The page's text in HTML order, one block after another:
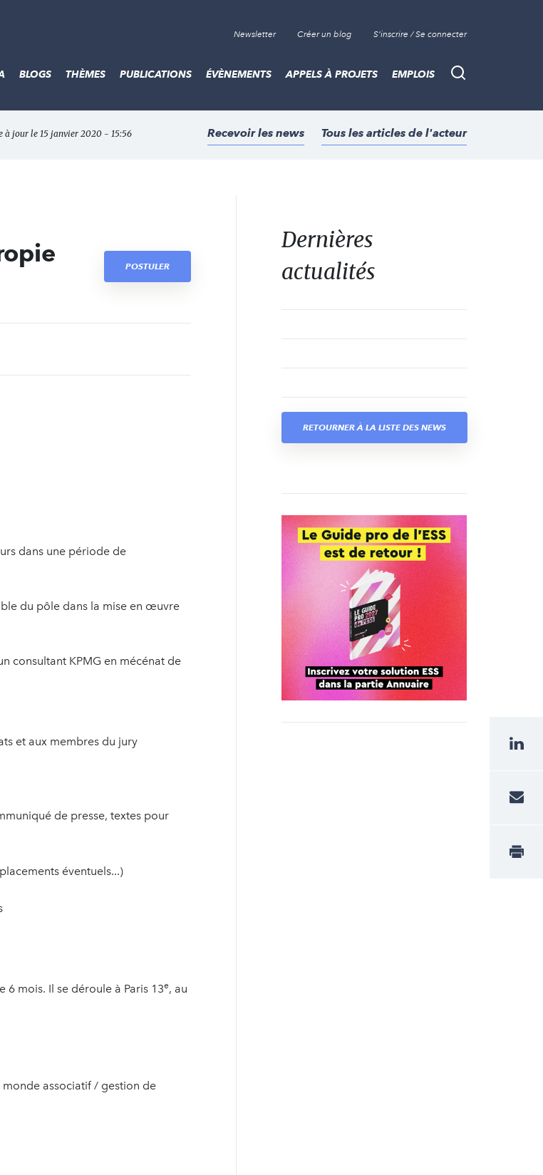
Newsletter Créer un blog S'inscrire / Se connecter
Recherche
BLOGS THÈMES PUBLICATIONS ÉVÈNEMENTS APPELS À PROJETS EMPLOIS
jour le 15 janvier 2020 - 15:56 Recevoir les news Tous les articles de l'acteur
POSTULER
dans une période de
du pôle dans la mise en œuvre
consultant KPMG en mécénat de
et aux membres du jury
de presse, textes pour
éventuels...)
mois. Il se déroule à Paris 13e, au
monde associatif / gestion de
Dernières
actualités
RETOURNER À LA LISTE DES NEWS